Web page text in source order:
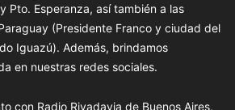
Pto. Esperanza, así también a las
(Presidente Franco y ciudad del
Iguazú). Además, brindamos
en nuestras redes sociales.
con Radio Rivadavia de Buenos Aires,